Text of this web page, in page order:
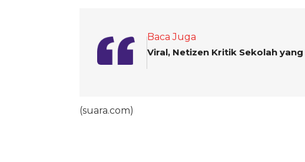
Baca Juga
Viral, Netizen Kritik Sekolah
(suara.com)